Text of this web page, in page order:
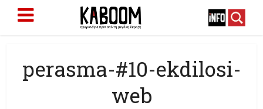
perasma-#10-ekdilosi-
web